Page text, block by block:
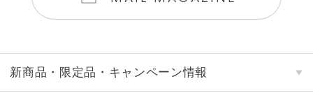
新商品・限定品・キャンペーン情報